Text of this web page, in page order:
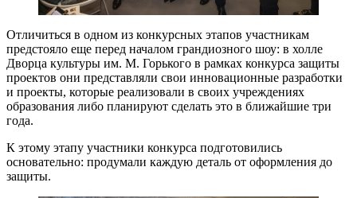
Отличиться в одном из конкурсных этапов участникам
предстояло еще перед началом грандиозного шоу: в холле
Дворца культуры им. М. Горького в рамках конкурса защиты
проектов они представляли свои инновационные разработки
и проекты, которые реализовали в своих учреждениях
образования либо планируют сделать это в ближайшие три
года.
К этому этапу участники конкурса подготовились
основательно: продумали каждую деталь от оформления до
защиты.